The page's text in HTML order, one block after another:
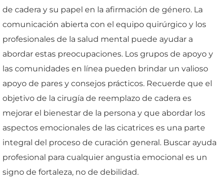
de cadera y su papel en la afirmación de género. La
comunicación abierta con el equipo quirúrgico y los
profesionales de la salud mental puede ayudar a
abordar estas preocupaciones. Los grupos de apoyo y
las comunidades en línea pueden brindar un valioso
apoyo de pares y consejos prácticos. Recuerde que el
objetivo de la cirugía de reemplazo de cadera es
mejorar el bienestar de la persona y que abordar los
aspectos emocionales de las cicatrices es una parte
integral del proceso de curación general. Buscar ayuda
profesional para cualquier angustia emocional es un
signo de fortaleza, no de debilidad.